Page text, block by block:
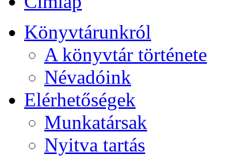
Könyvtárunkról
A könyvtár története
Névadóink
Elérhetőségek
Munkatársak
Nyitva tartás